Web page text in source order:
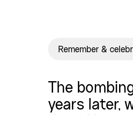
Remember &
The
years later,